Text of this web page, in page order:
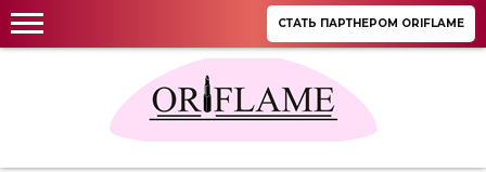
СТАТЬ ПАРТНЕРОМ ORIFLAME